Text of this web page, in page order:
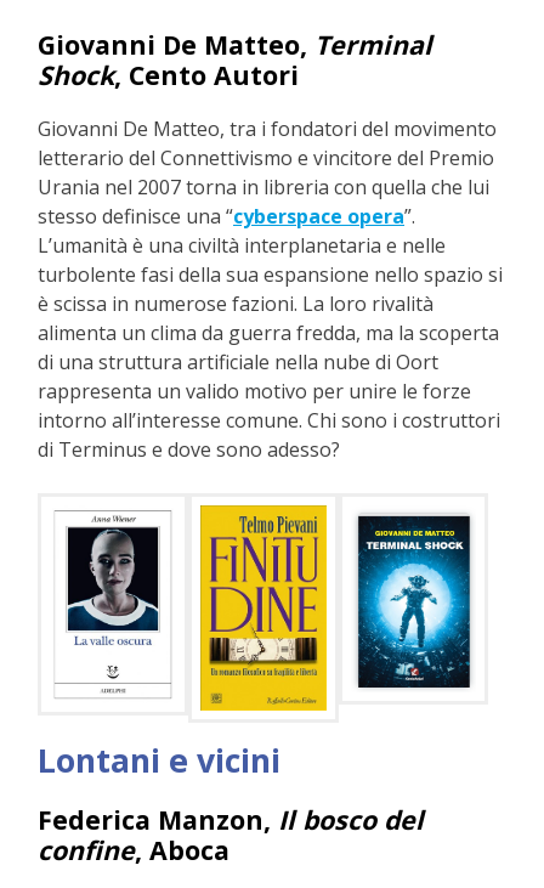
Giovanni De Matteo, Terminal
Shock, Cento Autori
Giovanni De Matteo, tra i fondatori del movimento
letterario del Connettivismo e vincitore del Premio
Urania nel 2007 torna in libreria con quella che lui
stesso definisce una “cyberspace opera”.
L’umanità è una civiltà interplanetaria e nelle
turbolente fasi della sua espansione nello spazio si
è scissa in numerose fazioni. La loro rivalità
alimenta un clima da guerra fredda, ma la scoperta
di una struttura artificiale nella nube di Oort
rappresenta un valido motivo per unire le forze
intorno all’interesse comune. Chi sono i costruttori
di Terminus e dove sono adesso?
Lontani e vicini
Federica Manzon, Il bosco del
confine, Aboca